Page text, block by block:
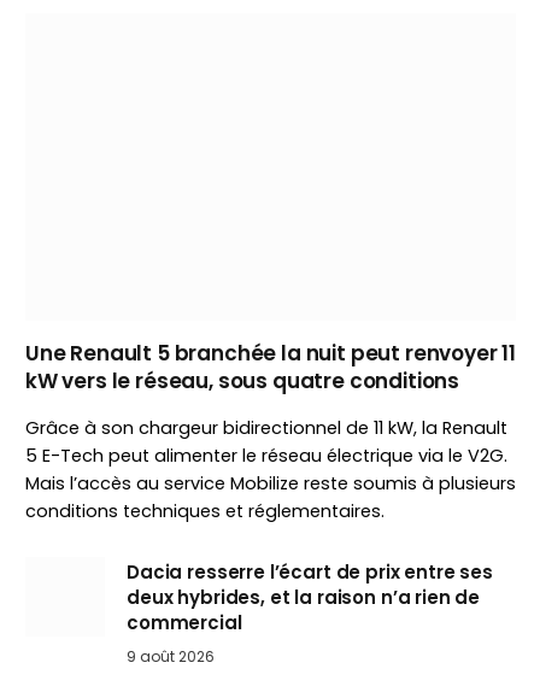
Une Renault 5 branchée la nuit peut renvoyer 11
kW vers le réseau, sous quatre conditions
Grâce à son chargeur bidirectionnel de 11 kW, la Renault
5 E-Tech peut alimenter le réseau électrique via le V2G.
Mais l’accès au service Mobilize reste soumis à plusieurs
conditions techniques et réglementaires.
Dacia resserre l’écart de prix entre ses
deux hybrides, et la raison n’a rien de
commercial
9 août 2026